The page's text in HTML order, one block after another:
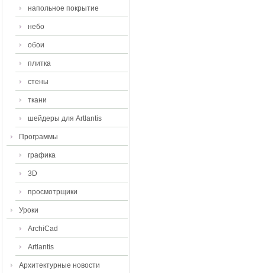
напольное покрытие
небо
обои
плитка
стены
ткани
шейдеры для Artlantis
Программы
графика
3D
просмотрщики
Уроки
ArchiCad
Artlantis
Архитектурные новости